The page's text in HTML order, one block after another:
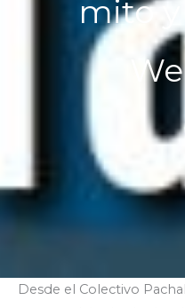
mito
Desde el Colectivo